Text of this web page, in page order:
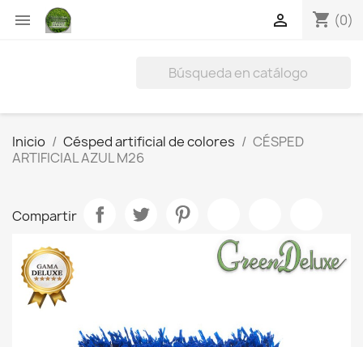
 shopping_cart (0)

Inicio Césped artificial de colores
CÉSPED
ARTIFICIAL AZUL M26
Compartir